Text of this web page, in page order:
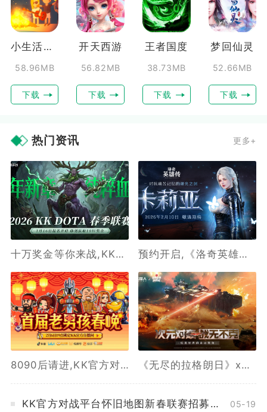
小生活悠闲小镇物语
58.96MB
下载
开天西游
56.82MB
下载
王者国度
38.73MB
下载
梦回仙灵
52.66MB
下载
热门资讯 更多+
十万奖金等你来战,KK官方对战平台DotA 2026春季联赛开启 预约开启,《洛奇英雄传》新角色卡莉亚2月10日正式登场
8090后请进,KK官方对战平台邀请全国2.3亿老男孩一起看春晚 《无尽的拉格朗日》x《坦克世界闪击战》联动全开,3款舰船礼装免费送
KK官方对战平台怀旧地图新春联赛招募开启,海量赞助等你来报名 05-19